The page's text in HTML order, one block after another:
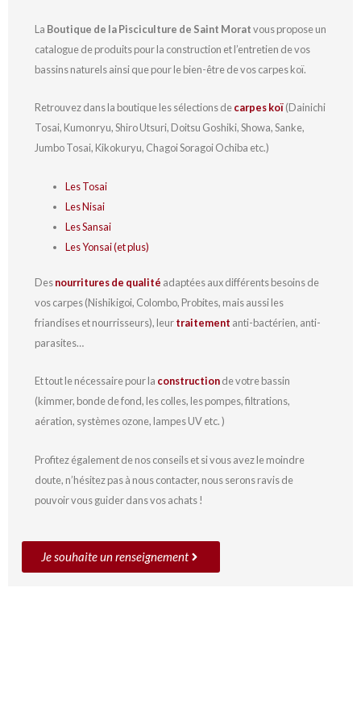
La Boutique de la Pisciculture de Saint Moratvous propose un
catalogue de produits pour la construction et l’entretien de vos
bassins naturels ainsi que pour le bien-être de vos carpes koï.
Retrouvez dans la boutique les sélections decarpes koï(Dainichi
Tosai, Kumonryu, Shiro Utsuri, Doitsu Goshiki, Showa, Sanke,
Jumbo Tosai, Kikokuryu, Chagoi Soragoi Ochiba etc.)
Les Tosai
Les Nisai
Les Sansai
Les Yonsai (et plus)
Desnourritures de qualité adaptées aux différents besoins de
vos carpes (Nishikigoi, Colombo, Probites, mais aussi les
friandises et nourrisseurs), leurtraitement anti-bactérien, anti-
parasites…
Et tout le nécessaire pour la constructionde votre bassin
(kimmer, bonde de fond, les colles, les pompes, filtrations,
aération, systèmes ozone, lampes UV etc. )
Profitez également de nos conseils et si vous avez le moindre
doute, n’hésitez pas à nous contacter, nous serons ravis de
pouvoir vous guider dans vos achats !
Je souhaite un renseignement